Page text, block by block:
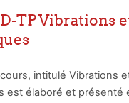
TP Vibrations
intitulé Vibrations
est élaboré et présenté